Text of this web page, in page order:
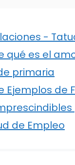
-
qué es el
primaria
Ejemplos de
de Empleo